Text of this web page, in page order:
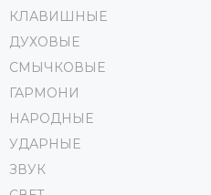
КЛАВИШНЫЕ
ДУХОВЫЕ
СМЫЧКОВЫЕ
ГАРМОНИ
НАРОДНЫЕ
УДАРНЫЕ
ЗВУК